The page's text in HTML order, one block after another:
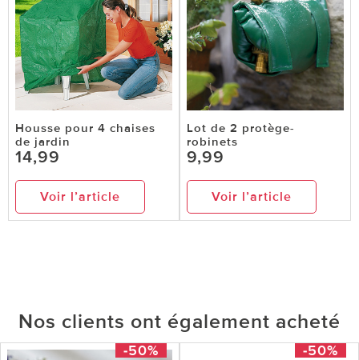
Housse pour 4 chaises
de jardin
14,99
Voir l’article
Lot de 2 protège-
robinets
9,99
Voir l’article
Nos clients ont également acheté
-50% -50%